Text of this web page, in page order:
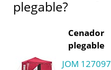
plegable?
Cenador
plegable
JOM 127097